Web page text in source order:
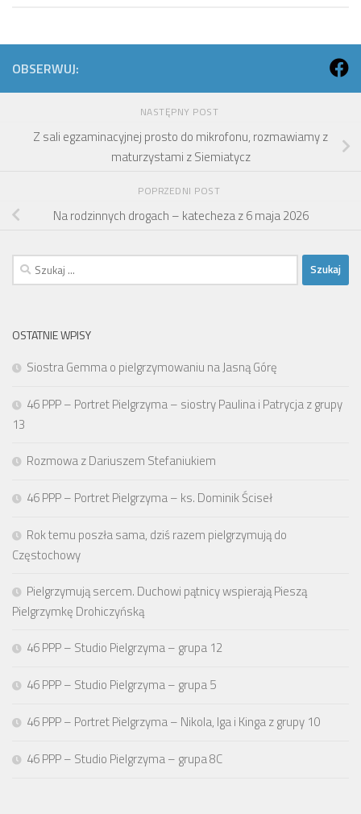
OBSERWUJ:
NASTĘPNY POST
Z sali egzaminacyjnej prosto do mikrofonu, rozmawiamy z
maturzystami z Siemiatycz
POPRZEDNI POST
Na rodzinnych drogach – katecheza z 6 maja 2026
Szukaj:
OSTATNIE WPISY
Siostra Gemma o pielgrzymowaniu na Jasną Górę
46 PPP – Portret Pielgrzyma – siostry Paulina i Patrycja z grupy
13
Rozmowa z Dariuszem Stefaniukiem
46 PPP – Portret Pielgrzyma – ks. Dominik Ściseł
Rok temu poszła sama, dziś razem pielgrzymują do
Częstochowy
Pielgrzymują sercem. Duchowi pątnicy wspierają Pieszą
Pielgrzymkę Drohiczyńską
46 PPP – Studio Pielgrzyma – grupa 12
46 PPP – Studio Pielgrzyma – grupa 5
46 PPP – Portret Pielgrzyma – Nikola, Iga i Kinga z grupy 10
46 PPP – Studio Pielgrzyma – grupa 8C